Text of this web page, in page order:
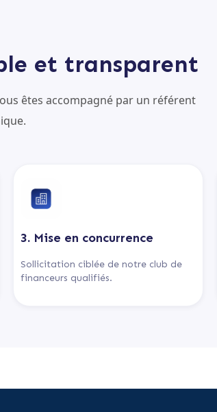
et transparent
êtes accompagné par un référent
3. Mise en concurrence
Sollicitation ciblée de notre club de
financeurs qualifiés.